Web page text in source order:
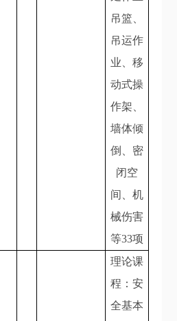
吊篮、
吊运作
业、移
动式操
作架、
墙体倾
倒、密
闭空
间、机
械伤害
等33项
理论课
程：安
全基本